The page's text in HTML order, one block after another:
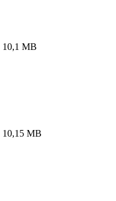
10,1 MB
10,15 MB